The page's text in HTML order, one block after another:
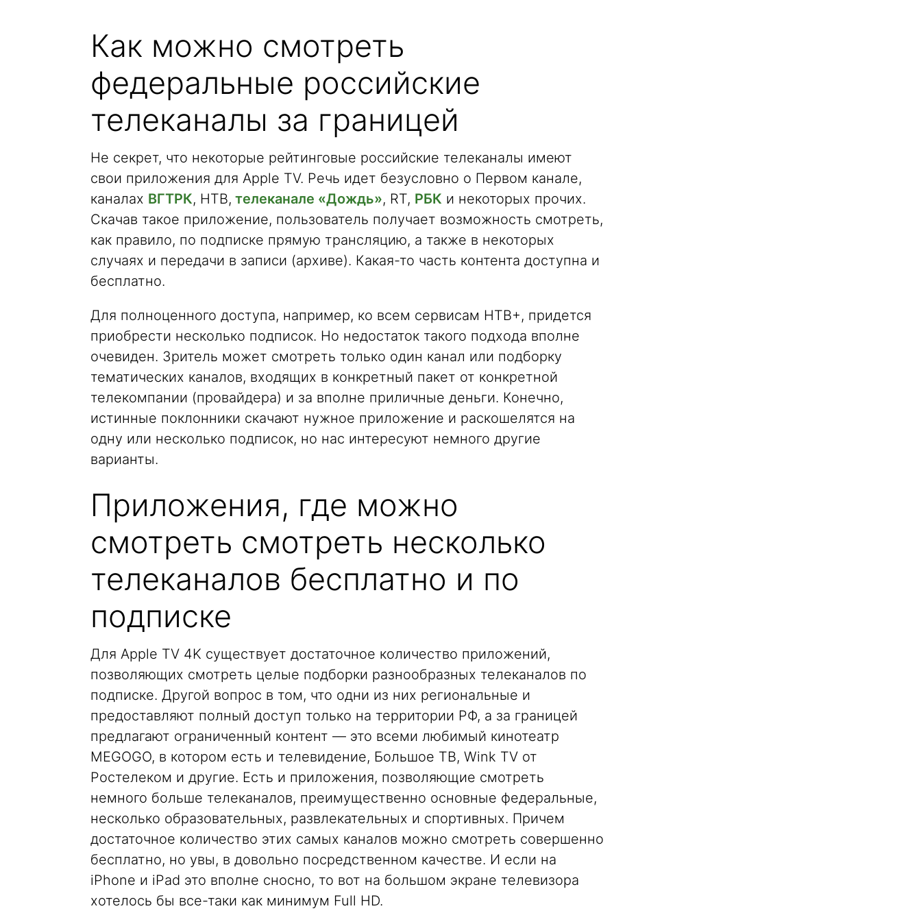
Как можно смотреть
федеральные российские
телеканалы за границей
Не секрет, что некоторые рейтинговые российские телеканалы имеют
свои приложения для Apple TV. Речь идет безусловно о Первом канале,
каналах ВГТРК, НТВ, телеканале «Дождь», RT, РБК и некоторых прочих.
Скачав такое приложение, пользователь получает возможность смотреть,
как правило, по подписке прямую трансляцию, а также в некоторых
случаях и передачи в записи (архиве). Какая-то часть контента доступна и
бесплатно.
Для полноценного доступа, например, ко всем сервисам НТВ+, придется
приобрести несколько подписок. Но недостаток такого подхода вполне
очевиден. Зритель может смотреть только один канал или подборку
тематических каналов, входящих в конкретный пакет от конкретной
телекомпании (провайдера) и за вполне приличные деньги. Конечно,
истинные поклонники скачают нужное приложение и раскошелятся на
одну или несколько подписок, но нас интересуют немного другие
варианты.
Приложения, где можно
смотреть смотреть несколько
телеканалов бесплатно и по
подписке
Для Apple TV 4K существует достаточное количество приложений,
позволяющих смотреть целые подборки разнообразных телеканалов по
подписке. Другой вопрос в том, что одни из них региональные и
предоставляют полный доступ только на территории РФ, а за границей
предлагают ограниченный контент — это всеми любимый кинотеатр
MEGOGO, в котором есть и телевидение, Большое ТВ, Wink TV от
Ростелеком и другие. Есть и приложения, позволяющие смотреть
немного больше телеканалов, преимущественно основные федеральные,
несколько образовательных, развлекательных и спортивных. Причем
достаточное количество этих самых каналов можно смотреть совершенно
бесплатно, но увы, в довольно посредственном качестве. И если на
iPhone и iPad это вполне сносно, то вот на большом экране телевизора
хотелось бы все-таки как минимум Full HD.